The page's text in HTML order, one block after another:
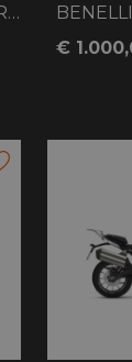
BENELLI TRK 902 STRADALE WIT
€